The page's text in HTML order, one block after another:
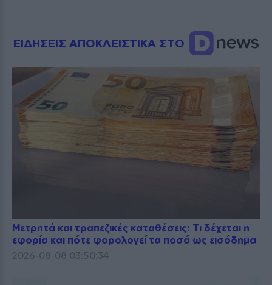
ΕΙΔΗΣΕΙΣ ΑΠΟΚΛΕΙΣΤΙΚΑ ΣΤΟ
Μετρητά και τραπεζικές καταθέσεις: Τι δέχεται η
εφορία και πότε φορολογεί τα ποσά ως εισόδημα
2026-08-08 03:50:34